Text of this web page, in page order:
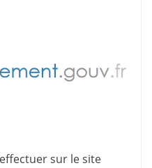
sur le site